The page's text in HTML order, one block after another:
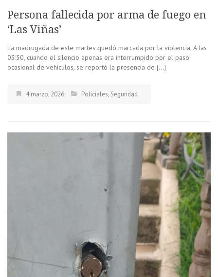
Persona fallecida por arma de fuego en
‘Las Viñas’
La madrugada de este martes quedó marcada por la violencia. A las
03:30, cuando el silencio apenas era interrumpido por el paso
ocasional de vehículos, se reportó la presencia de […]
4 marzo, 2026 Policiales, Seguridad